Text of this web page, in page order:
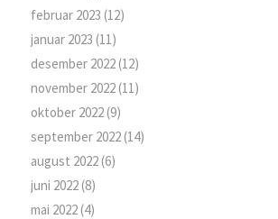
februar 2023 (12)
januar 2023 (11)
desember 2022(12)
november 2022(11)
oktober 2022(9)
september 2022(14)
august 2022(6)
juni 2022(8)
mai 2022(4)